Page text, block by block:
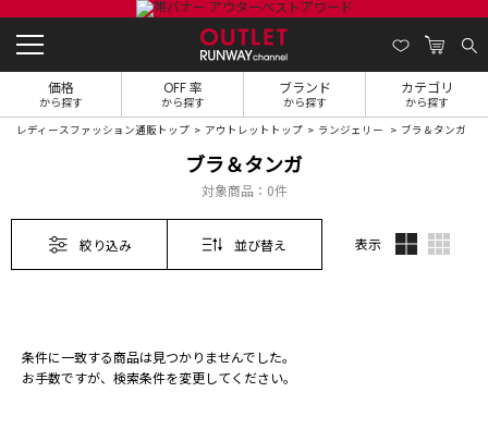
価格
から探す
OFF 率
から探す
ブランド
から探す
カテゴリ
から探す
レディースファッション通販トップ アウトレットトップ ランジェリー ブラ＆タンガ
ブラ＆タンガ
対象商品： 0件
絞り込み 並び替え 表示
条件に一致する商品は見つかりませんでした。
お手数ですが、検索条件を変更してください。